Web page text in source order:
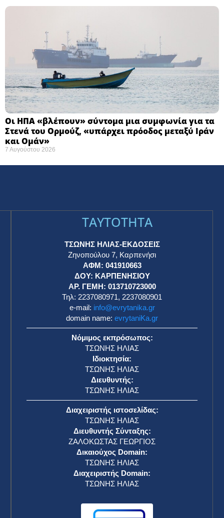
Οι ΗΠΑ «βλέπουν» σύντομα μια συμφωνία για τα
Στενά του Ορμούζ, «υπάρχει πρόοδος μεταξύ Ιράν
και Ομάν»
7 Αυγούστου 2026
TAYTOTHTA
ΤΣΩΝΗΣ ΗΛΙΑΣ-ΕΚΔΟΣΕΙΣ
Ζηνοπούλου 7, Καρπενήσι
ΑΦΜ: 041910663
ΔΟΥ: ΚΑΡΠΕΝΗΣΙΟΥ
ΑΡ. ΓΕΜΗ: 013710723000
Τηλ: 2237080971, 2237080901
e-mail: info@evrytanika.gr
domain name: evrytaniKa.gr
Νόμιμος εκπρόσωπος:
ΤΣΩΝΗΣ ΗΛΙΑΣ
Ιδιοκτησία:
ΤΣΩΝΗΣ ΗΛΙΑΣ
Διευθυντής:
ΤΣΩΝΗΣ ΗΛΙΑΣ
Διαχειριστής ιστοσελίδας:
ΤΣΩΝΗΣ ΗΛΙΑΣ
Διευθυντής Σύνταξης:
ΖΑΛΟΚΩΣΤΑΣ ΓΕΩΡΓΙΟΣ
Δικαιούχος Domain:
ΤΣΩΝΗΣ ΗΛΙΑΣ
Διαχειριστής Domain:
ΤΣΩΝΗΣ ΗΛΙΑΣ